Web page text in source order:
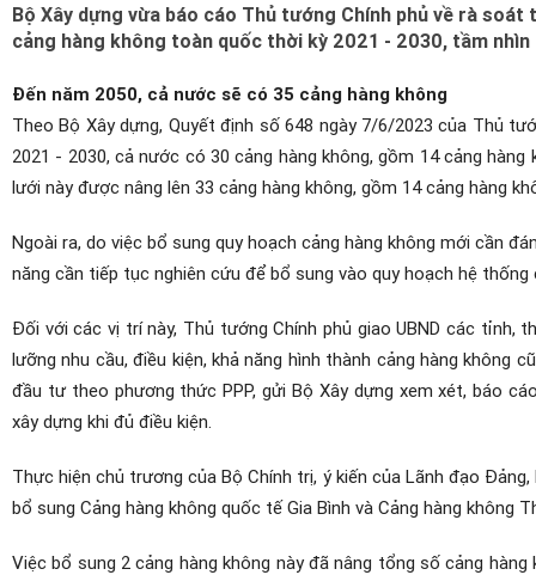
Bộ Xây dựng vừa báo cáo Thủ tướng Chính phủ về rà
cảng hàng không toàn quốc thời kỳ 2021 - 2030, tầm nhìn
Đến năm 2050, cả nước sẽ có 35 cảng hàng không
Theo Bộ Xây dựng, Quyết định số 648 ngày 7/6/2023 của Thủ
2021 - 2030, cả nước có 30 cảng hàng không, gồm 14 cảng
lưới này được nâng lên 33 cảng hàng không, gồm 14 cảng hàng
Ngoài ra, do việc bổ sung quy hoạch cảng hàng không mới cần
năng cần tiếp tục nghiên cứu để bổ sung vào quy hoạch hệ thống
Đối với các vị trí này, Thủ tướng Chính phủ giao UBND các tỉnh,
lưỡng nhu cầu, điều kiện, khả năng hình thành cảng hàng không
đầu tư theo phương thức PPP, gửi Bộ Xây dựng xem xét, báo
xây dựng khi đủ điều kiện.
Thực hiện chủ trương của Bộ Chính trị, ý kiến của Lãnh đạo
bổ sung Cảng hàng không quốc tế Gia Bình và Cảng hàng
Việc bổ sung 2 cảng hàng không này đã nâng tổng số cảng